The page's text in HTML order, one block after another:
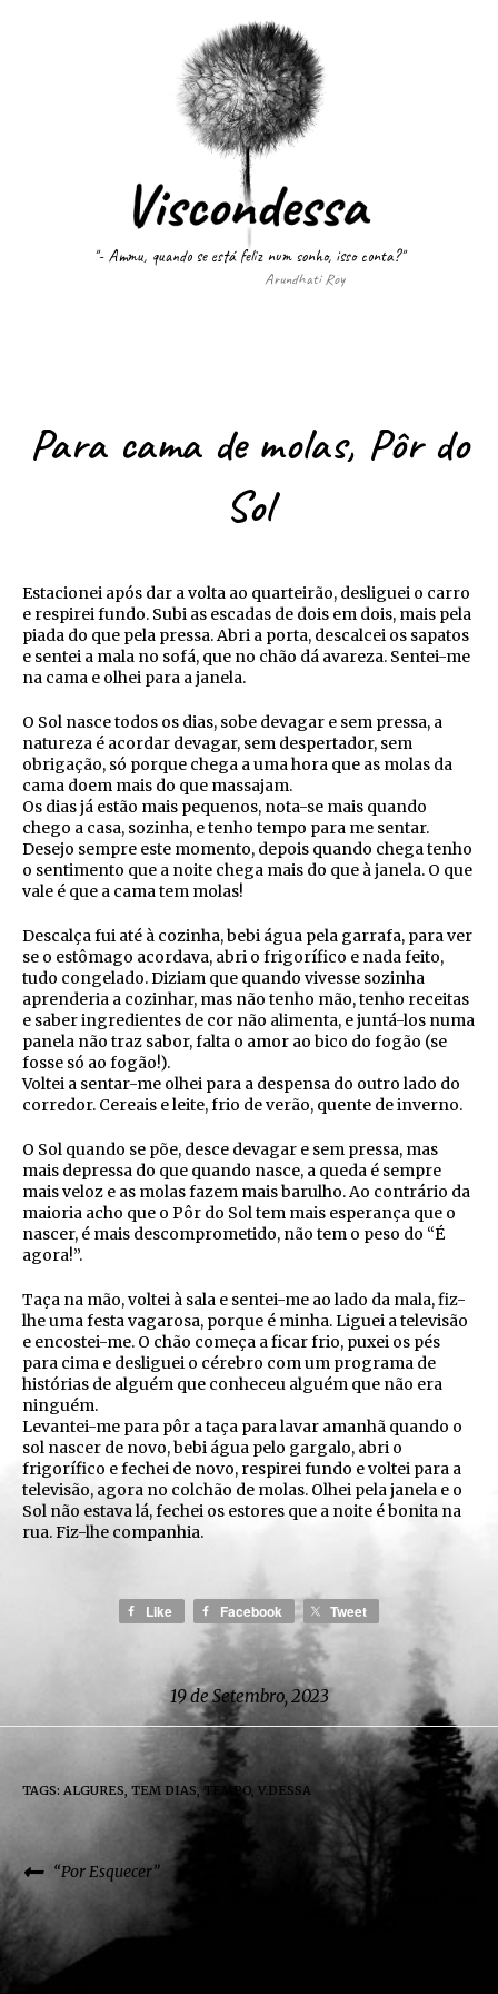
"- Ammu, quando se está feliz num sonho, isso conta?"
Arundhati Roy
Para cama de molas, Pôr do
Sol
Estacionei após dar a volta ao quarteirão, desliguei o carro
e respirei fundo. Subi as escadas de dois em dois, mais pela
piada do que pela pressa. Abri a porta, descalcei os sapatos
e sentei a mala no sofá, que no chão dá avareza. Sentei-me
na cama e olhei para a janela.
O Sol nasce todos os dias, sobe devagar e sem pressa, a
natureza é acordar devagar, sem despertador, sem
obrigação, só porque chega a uma hora que as molas da
cama doem mais do que massajam.
Os dias já estão mais pequenos, nota-se mais quando
chego a casa, sozinha, e tenho tempo para me sentar.
Desejo sempre este momento, depois quando chega tenho
o sentimento que a noite chega mais do que à janela. O que
vale é que a cama tem molas!
Descalça fui até à cozinha, bebi água pela garrafa, para ver
se o estômago acordava, abri o frigorífico e nada feito,
tudo congelado. Diziam que quando vivesse sozinha
aprenderia a cozinhar, mas não tenho mão, tenho receitas
e saber ingredientes de cor não alimenta, e juntá-los numa
panela não traz sabor, falta o amor ao bico do fogão (se
fosse só ao fogão!).
Voltei a sentar-me olhei para a despensa do outro lado do
corredor. Cereais e leite, frio de verão, quente de inverno.
O Sol quando se põe, desce devagar e sem pressa, mas
mais depressa do que quando nasce, a queda é sempre
mais veloz e as molas fazem mais barulho. Ao contrário da
maioria acho que o Pôr do Sol tem mais esperança que o
nascer, é mais descomprometido, não tem o peso do “É
agora!”.
Taça na mão, voltei à sala e sentei-me ao lado da mala, fiz-
lhe uma festa vagarosa, porque é minha. Liguei a televisão
e encostei-me. O chão começa a ficar frio, puxei os pés
para cima e desliguei o cérebro com um programa de
histórias de alguém que conheceu alguém que não era
ninguém.
Levantei-me para pôr a taça para lavar amanhã quando o
sol nascer de novo, bebi água pelo gargalo, abri o
frigorífico e fechei de novo, respirei fundo e voltei para a
televisão, agora no colchão de molas. Olhei pela janela e o
Sol não estava lá, fechei os estores que a noite é bonita na
rua. Fiz-lhe companhia.
Like Facebook Tweet
19 de Setembro, 2023
TAGS: ALGURES, TEM DIAS, TEMPO, V.DESSA
“Por Esquecer”